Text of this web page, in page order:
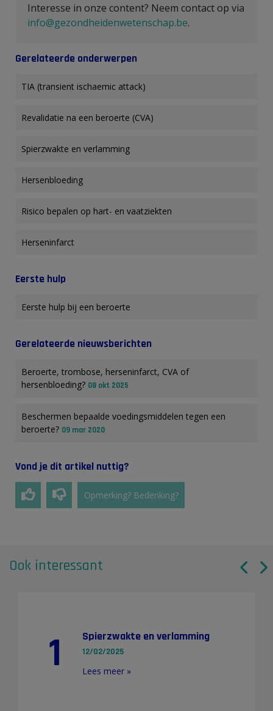
Interesse in onze content? Neem contact op via
info@gezondheidenwetenschap.be.
Gerelateerde onderwerpen
TIA (transient ischaemic attack)
Revalidatie na een beroerte (CVA)
Spierzwakte en verlamming
Hersenbloeding
Risico bepalen op hart- en vaatziekten
Herseninfarct
Eerste hulp
Eerste hulp bij een beroerte
Gerelateerde nieuwsberichten
Beroerte, trombose, herseninfarct, CVA of
hersenbloeding? 08 okt 2025
Beschermen bepaalde voedingsmiddelen tegen een
beroerte? 09 mar 2020
Vond je dit artikel nuttig?
Opmerking? Bedenking?
Ook interessant
1 Spierzwakte en verlamming
12/02/2025
Lees meer »